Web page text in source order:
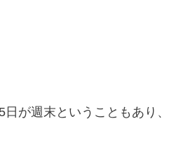
が週末ということもあり